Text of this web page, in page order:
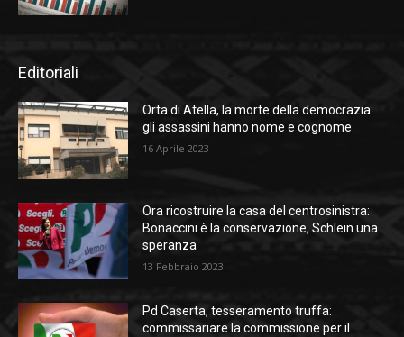
Editoriali
Orta di Atella, la morte della democrazia:
gli assassini hanno nome e cognome
16 Aprile 2023
Ora ricostruire la casa del centrosinistra:
Bonaccini è la conservazione, Schlein una
speranza
13 Febbraio 2023
Pd Caserta, tesseramento truffa:
commissariare la commissione per il